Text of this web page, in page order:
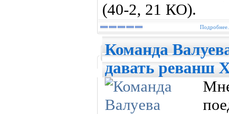
(40-2, 21 КО).
Команда
давать реванш